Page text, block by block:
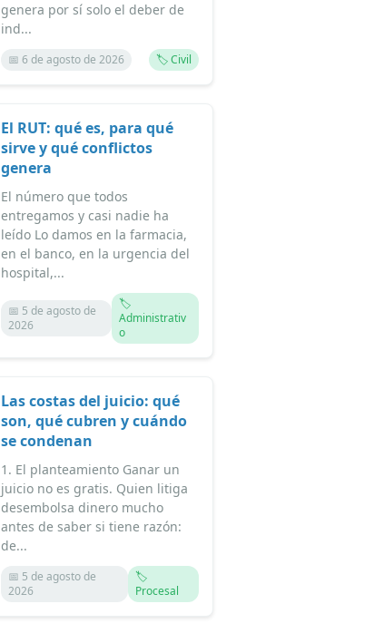
genera por sí solo el deber de
ind...
📅 6 de agosto de 2026 🏷️ Civil
El RUT: qué es, para qué
sirve y qué conflictos
genera
El número que todos
entregamos y casi nadie ha
leído Lo damos en la farmacia,
en el banco, en la urgencia del
hospital,...
📅 5 de agosto de
2026
🏷️
Administrativ
o
Las costas del juicio: qué
son, qué cubren y cuándo
se condenan
1. El planteamiento Ganar un
juicio no es gratis. Quien litiga
desembolsa dinero mucho
antes de saber si tiene razón:
de...
📅 5 de agosto de
2026
🏷️
Procesal